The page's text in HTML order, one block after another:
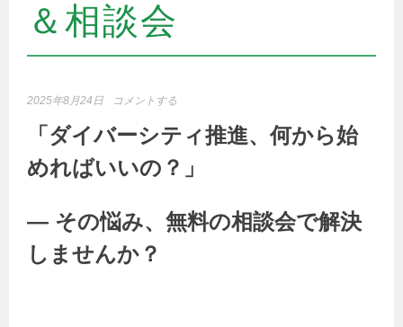
＆相談会
2025年8月24日 コメントする
「ダイバーシティ推進、何から始
めればいいの？」
― その悩み、無料の相談会で解決
しませんか？